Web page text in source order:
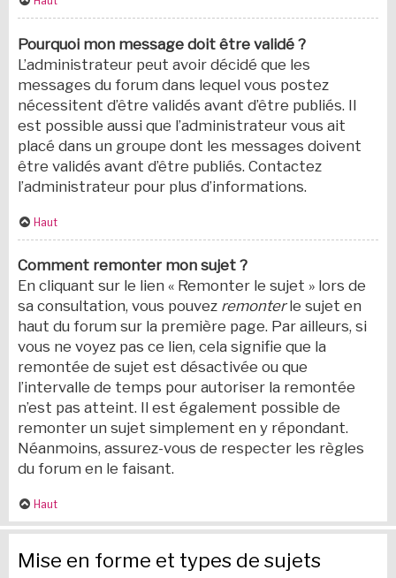
Pourquoi mon message doit être validé ?
L’administrateur peut avoir décidé que les
messages du forum dans lequel vous postez
nécessitent d’être validés avant d’être publiés. Il
est possible aussi que l’administrateur vous ait
placé dans un groupe dont les messages doivent
être validés avant d’être publiés. Contactez
l’administrateur pour plus d’informations.
Haut
Comment remonter mon sujet ?
En cliquant sur le lien « Remonter le sujet » lors de
sa consultation, vous pouvez remonterle sujet en
haut du forum sur la première page. Par ailleurs, si
vous ne voyez pas ce lien, cela signifie que la
remontée de sujet est désactivée ou que
l’intervalle de temps pour autoriser la remontée
n’est pas atteint. Il est également possible de
remonter un sujet simplement en y répondant.
Néanmoins, assurez-vous de respecter les règles
du forum en le faisant.
Haut
Mise en forme et types de sujets